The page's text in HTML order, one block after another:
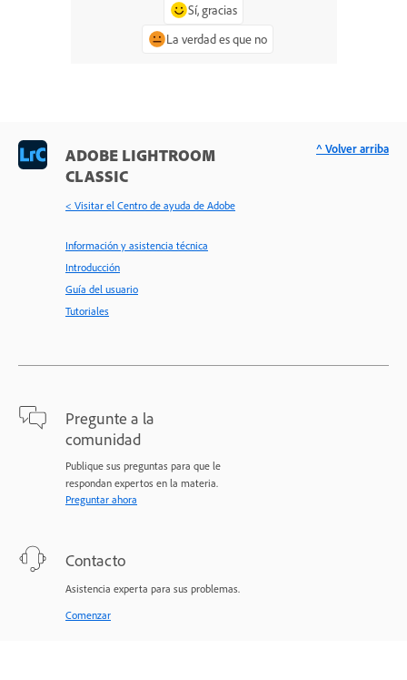
Sí, gracias
La verdad es que no
ADOBE LIGHTROOM
CLASSIC
< Visitar el Centro de ayuda de Adobe
Información y asistencia técnica
Introducción
Guía del usuario
Tutoriales
Pregunte a la
comunidad
Publique sus preguntas para que le
respondan expertos en la materia.
Preguntar ahora
Contacto
Asistencia experta para sus problemas.
Comenzar
^ Volver arriba